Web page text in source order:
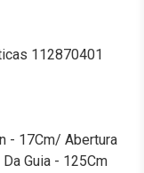
112870401
- 17Cm/ Abertura
Guia - 125Cm